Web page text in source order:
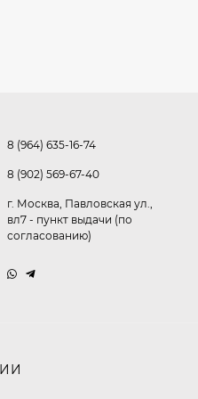
8 (964) 635-16-74
8 (902) 569-67-40
г. Москва, Павловская ул.,
вл7 - пункт выдачи (по
согласованию)